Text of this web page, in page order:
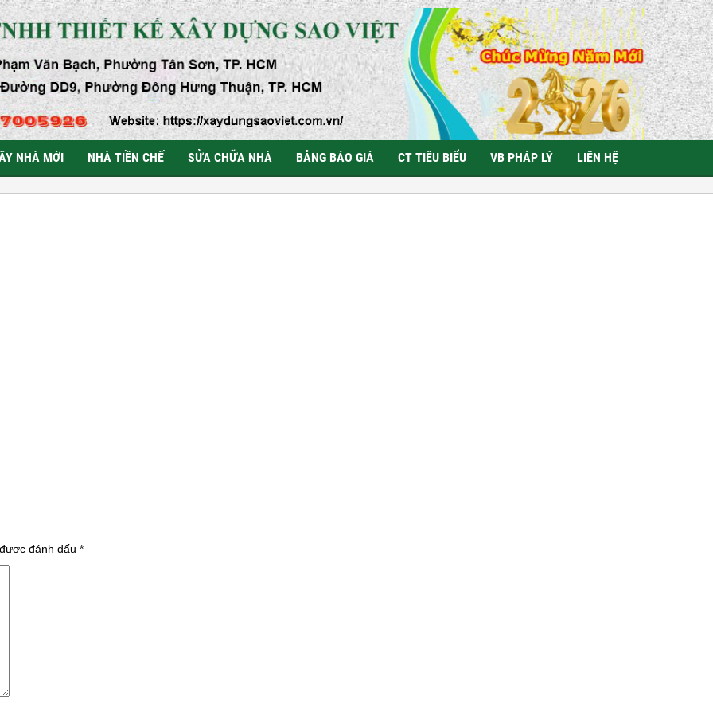
NHÀ MỚI NHÀ TIỀN CHẾ SỬA CHỮA NHÀ BẢNG BÁO GIÁ CT TIÊU BIỂU VB PHÁP LÝ LIÊN HỆ
đánh dấu *